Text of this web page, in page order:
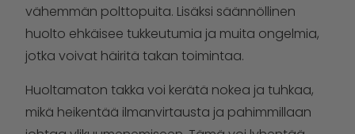
vähemmän polttopuita. Lisäksi säännöllinen
huolto ehkäisee tukkeutumia ja muita ongelmia,
jotka voivat häiritä takan toimintaa.
Huoltamaton takka voi kerätä nokea ja tuhkaa,
mikä heikentää ilmanvirtausta ja pahimmillaan